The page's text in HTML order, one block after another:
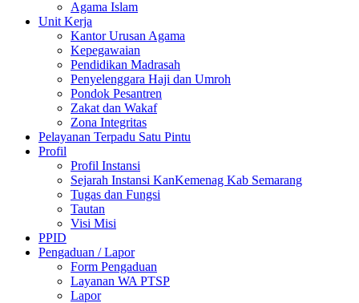
Agama Islam
Unit Kerja
Kantor Urusan Agama
Kepegawaian
Pendidikan Madrasah
Penyelenggara Haji dan Umroh
Pondok Pesantren
Zakat dan Wakaf
Zona Integritas
Pelayanan Terpadu Satu Pintu
Profil
Profil Instansi
Sejarah Instansi KanKemenag Kab Semarang
Tugas dan Fungsi
Tautan
Visi Misi
PPID
Pengaduan / Lapor
Form Pengaduan
Layanan WA PTSP
Lapor